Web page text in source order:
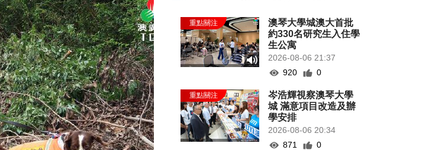
澳琴大學城澳大首批
約330名研究生入住學
生公寓
2026-08-06 21:37
920
0
岑浩輝視察澳琴大學
城 滿意項目改造及辦
學安排
2026-08-06 20:34
871
0